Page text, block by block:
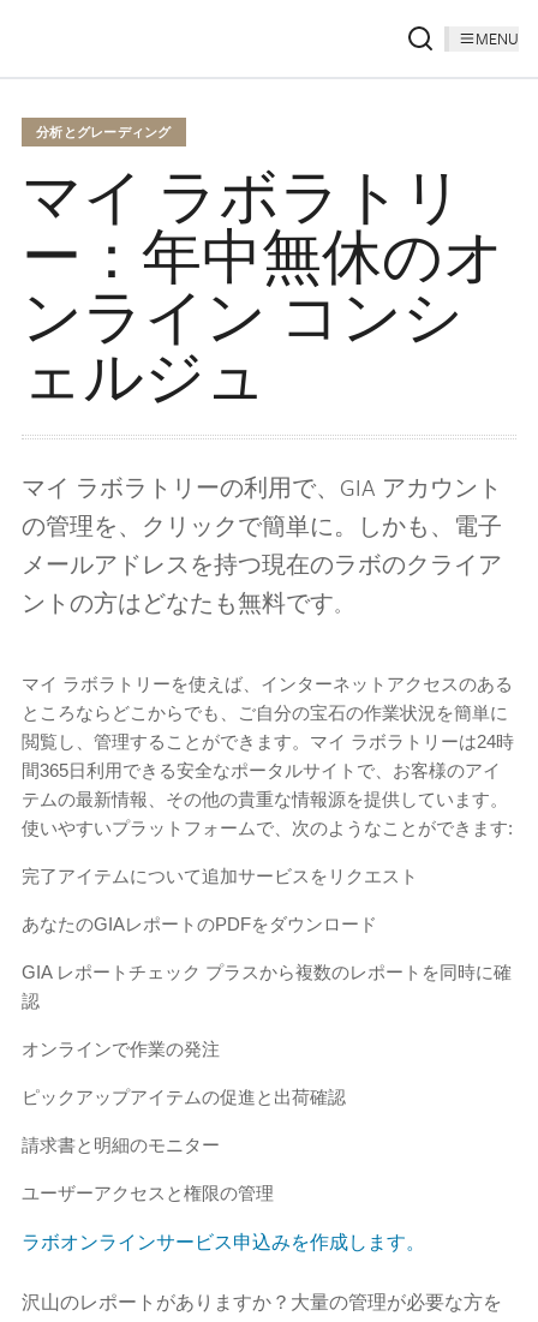
MENU
分析とグレーディング
マイ ラボラトリ
ー：年中無休のオ
ンライン コンシ
ェルジュ
マイ ラボラトリーの利用で、GIA アカウント
の管理を、クリックで簡単に。しかも、電子
メールアドレスを持つ現在のラボのクライア
ントの方はどなたも無料です。
マイ ラボラトリーを使えば、インターネットアクセスのある
ところならどこからでも、ご自分の宝石の作業状況を簡単に
閲覧し、管理することができます。マイ ラボラトリーは24時
間365日利用できる安全なポータルサイトで、お客様のアイ
テムの最新情報、その他の貴重な情報源を提供しています。
使いやすいプラットフォームで、次のようなことができます:
完了アイテムについて追加サービスをリクエスト
あなたのGIAレポートのPDFをダウンロード
GIA レポートチェック プラスから複数のレポートを同時に確
認
オンラインで作業の発注
ピックアップアイテムの促進と出荷確認
請求書と明細のモニター
ユーザーアクセスと権限の管理
ラボオンラインサービス申込みを作成します。
沢山のレポートがありますか？大量の管理が必要な方を